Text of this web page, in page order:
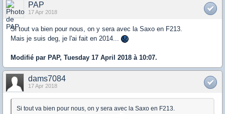
PAP
17 Apr 2018
Si tout va bien pour nous, on y sera avec la Saxo en F213.
Mais je suis deg, je l'ai fait en 2014...
Modifié par PAP, Tuesday 17 April 2018 à 10:07.
dams7084
17 Apr 2018
Si tout va bien pour nous, on y sera avec la Saxo en F213.